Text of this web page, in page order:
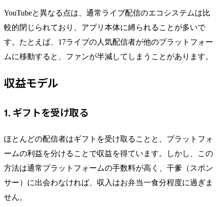
YouTubeと異なる点は、通常ライブ配信のエコシステムは比
較的閉じられており、アプリ本体に縛られることが多いで
す。たとえば、17ライブの人気配信者が他のプラットフォー
ムに移動すると、ファンが半減してしまうことがあります。
収益モデル
1. ギフトを受け取る
ほとんどの配信者はギフトを受け取ることと、プラットフォ
ームの利益を分けることで収益を得ています。しかし、この
方法は通常プラットフォームの手数料が高く、干爹（スポン
サー）に出会わなければ、収入はお弁当一食分程度に過ぎま
せん。